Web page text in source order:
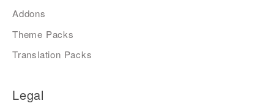
Addons
Theme Packs
Translation Packs
Legal